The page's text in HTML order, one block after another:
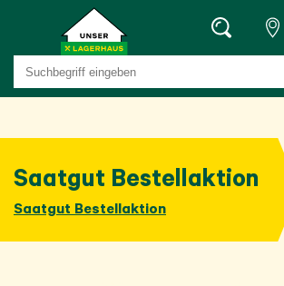
Saatgut Bestellaktion
Saatgut Bestellaktion